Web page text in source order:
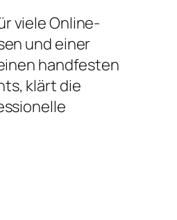
viele Online-
und einer
handfesten
klärt die